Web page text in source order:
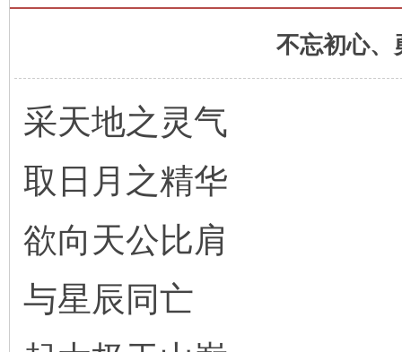
不忘初心、
采天地之灵气
取日月之精华
欲向天公比肩
与星辰同亡